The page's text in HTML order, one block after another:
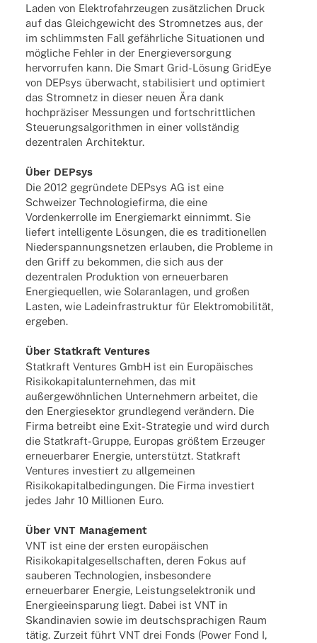
Laden von Elek­tro­fahr­zeu­gen zusätz­li­chen Druck
auf das Gleich­ge­wicht des Strom­net­zes aus, der
im schlimms­ten Fall gefähr­li­che Situa­tio­nen und
mögli­che Fehler in der Ener­gie­ver­sor­gung
hervor­ru­fen kann. Die Smart Grid-Lösung GridEye
von DEPsys über­wacht, stabi­li­siert und opti­miert
das Strom­netz in dieser neuen Ära dank
hoch­prä­zi­ser Messun­gen und fort­schritt­li­chen
Steue­rungs­al­go­rith­men in einer voll­stän­dig
dezen­tra­len Architektur.
Über DEPsys
Die 2012 gegrün­dete DEPsys AG ist eine
Schwei­zer Tech­no­lo­gie­firma, die eine
Vorden­ker­rolle im Ener­gie­markt einnimmt. Sie
liefert intel­li­gente Lösun­gen, die es tradi­tio­nel­len
Nieder­span­nungs­net­zen erlau­ben, die Probleme in
den Griff zu bekom­men, die sich aus der
dezen­tra­len Produk­tion von erneu­er­ba­ren
Ener­gie­quel­len, wie Solar­an­la­gen, und großen
Lasten, wie Lade­infra­struk­tur für Elek­tro­mo­bi­li­tät,
ergeben.
Über Stat­kraft Ventures
Stat­kraft Ventures GmbH ist ein Euro­päi­sches
Risi­ko­ka­pi­tal­un­ter­neh­men, das mit
außer­ge­wöhn­li­chen Unter­neh­mern arbei­tet, die
den Ener­gie­sek­tor grund­le­gend verän­dern. Die
Firma betreibt eine Exit-Stra­­te­­gie und wird durch
die Stat­­kraft-Gruppe, Euro­pas größ­tem Erzeu­ger
erneu­er­ba­rer Ener­gie, unter­stützt. Stat­kraft
Ventures inves­tiert zu allge­mei­nen
Risi­ko­ka­pi­tal­be­din­gun­gen. Die Firma inves­tiert
jedes Jahr 10 Millio­nen Euro.
Über VNT Management
VNT ist eine der ersten euro­päi­schen
Risi­ko­ka­pi­tal­ge­sell­schaf­ten, deren Fokus auf
saube­ren Tech­no­lo­gien, insbe­son­dere
erneu­er­ba­rer Ener­gie, Leis­tungs­elek­tro­nik und
Ener­gie­ein­spa­rung liegt. Dabei ist VNT in
Skan­di­na­vien sowie im deutsch­spra­chi­gen Raum
tätig. Zurzeit führt VNT drei Fonds (Power Fond I,